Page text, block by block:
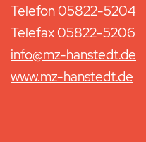
Telefon 05822-5204
Telefax 05822-5206
info@mz-hanstedt.de
www.mz-hanstedt.de